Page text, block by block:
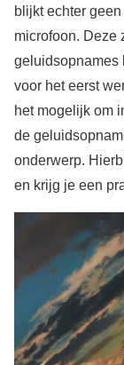
blijkt echter
microfoon. Deze
geluidsopnames
voor het eerst
het mogelijk om
de
onderwerp.
en krijg je een